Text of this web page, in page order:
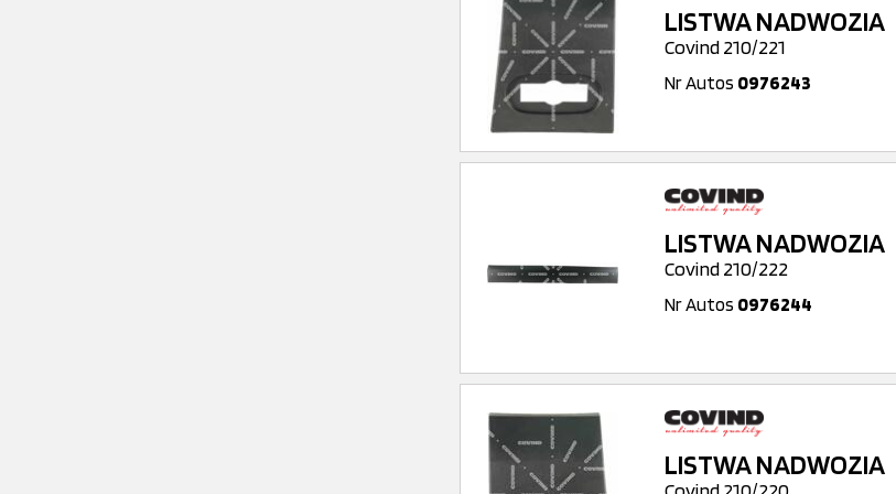
LISTWA NADWOZIA
Covind 210/221
Nr Autos 0976243
LISTWA NADWOZIA
Covind 210/222
Nr Autos 0976244
LISTWA NADWOZIA